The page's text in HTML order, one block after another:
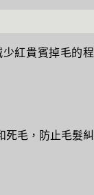
紅貴賓掉毛的程
死毛，防止毛髮糾